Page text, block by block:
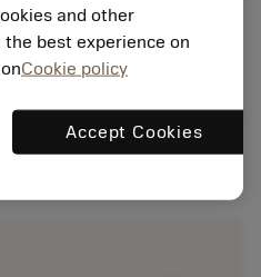
solide pindfræsere til
solide pindfræsere
fleksibelt koncept, der er
N. De er specialudviklet
and other
best experience on
Cookie policy
Accept Cookies